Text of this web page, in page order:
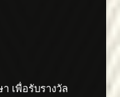
เพื่อรับรางวัล